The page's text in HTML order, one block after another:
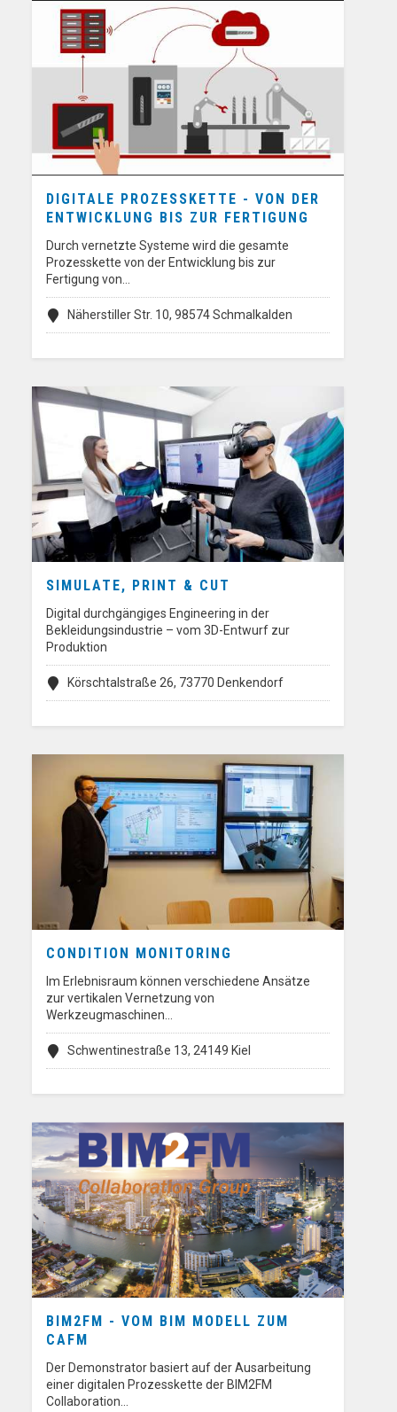
DIGITALE PROZESSKETTE - VON DER
ENTWICKLUNG BIS ZUR FERTIGUNG
Durch vernetzte Systeme wird die gesamte
Prozesskette von der Entwicklung bis zur
Fertigung von…
Näherstiller Str. 10, 98574 Schmalkalden
SIMULATE, PRINT & CUT
Digital durchgängiges Engineering in der
Bekleidungsindustrie – vom 3D-Entwurf zur
Produktion
Körschtalstraße 26, 73770 Denkendorf
CONDITION MONITORING
Im Erlebnisraum können verschiedene Ansätze
zur vertikalen Vernetzung von
Werkzeugmaschinen…
Schwentinestraße 13, 24149 Kiel
BIM2FM - VOM BIM MODELL ZUM
CAFM
Der Demonstrator basiert auf der Ausarbeitung
einer digitalen Prozesskette der BIM2FM
Collaboration…